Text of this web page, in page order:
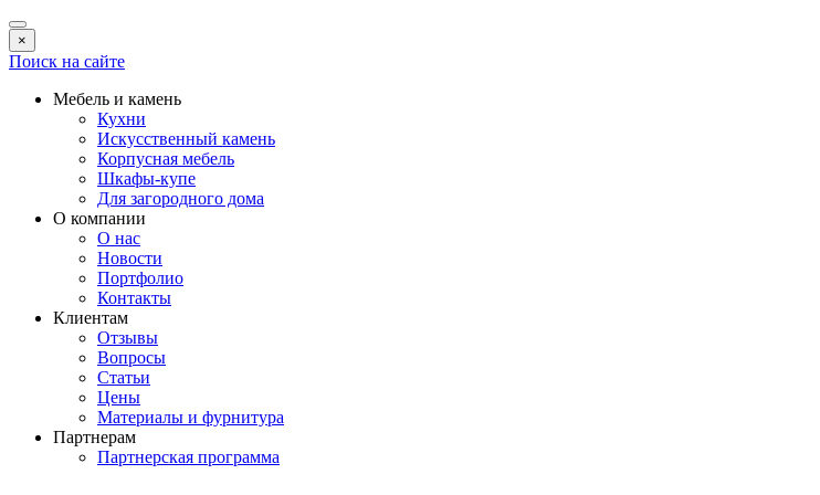
×
Поиск на сайте
Мебель и камень
Кухни
Искусственный камень
Корпусная мебель
Шкафы-купе
Для загородного дома
О компании
О нас
Новости
Портфолио
Контакты
Клиентам
Отзывы
Вопросы
Статьи
Цены
Материалы и фурнитура
Партнерам
Партнерская программа